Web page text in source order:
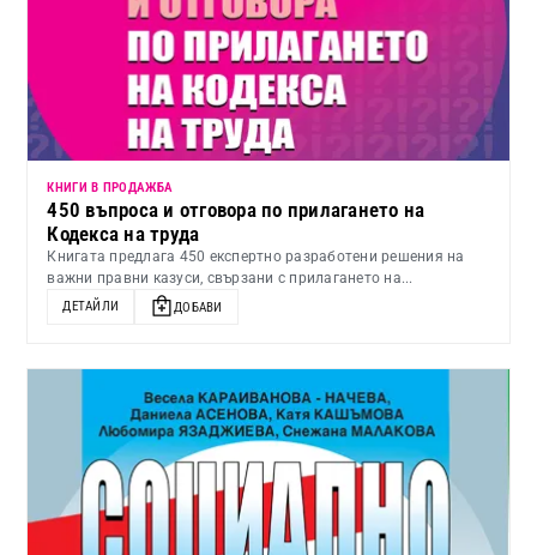
КНИГИ В ПРОДАЖБА
450 въпроса и отговора по прилагането на
Кодекса на труда
Книгата предлага 450 експертно разработени решения на
важни правни казуси, свързани с прилагането на...
ДЕТАЙЛИ ДОБАВИ